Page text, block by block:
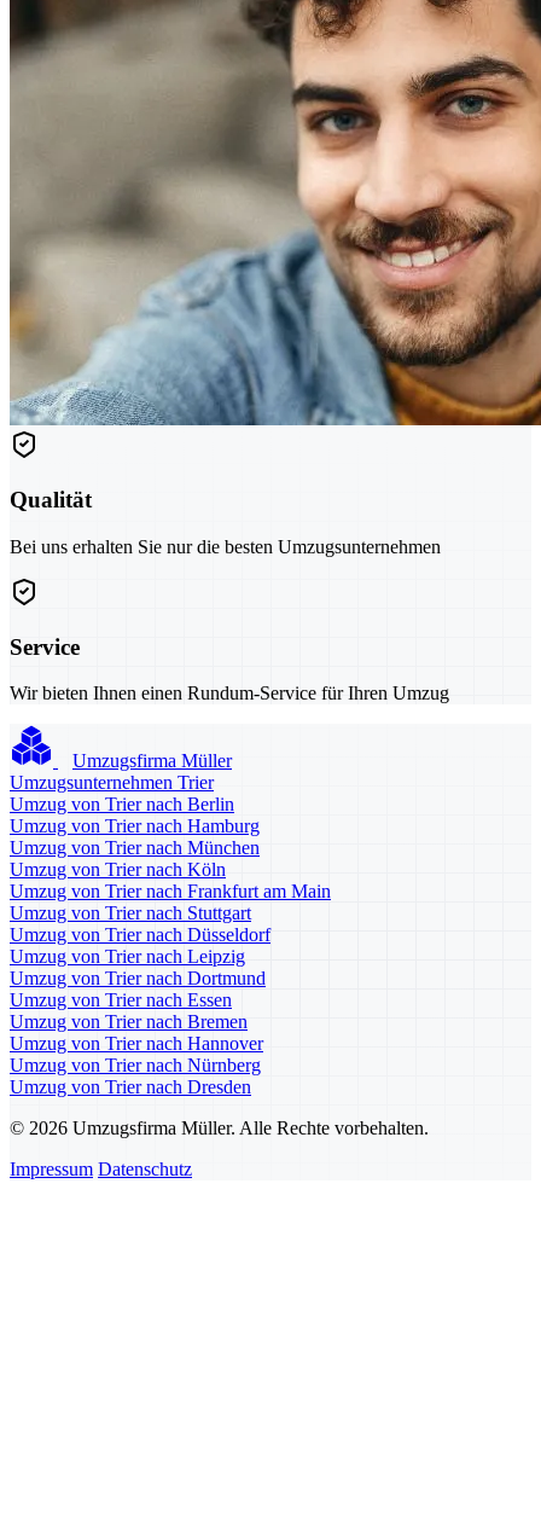
Qualität
Bei uns erhalten Sie nur die besten Umzugsunternehmen
Service
Wir bieten Ihnen einen Rundum-Service für Ihren Umzug
Umzugsfirma Müller
Umzugsunternehmen Trier
Umzug von Trier nach Berlin
Umzug von Trier nach Hamburg
Umzug von Trier nach München
Umzug von Trier nach Köln
Umzug von Trier nach Frankfurt am Main
Umzug von Trier nach Stuttgart
Umzug von Trier nach Düsseldorf
Umzug von Trier nach Leipzig
Umzug von Trier nach Dortmund
Umzug von Trier nach Essen
Umzug von Trier nach Bremen
Umzug von Trier nach Hannover
Umzug von Trier nach Nürnberg
Umzug von Trier nach Dresden
© 2026 Umzugsfirma Müller. Alle Rechte vorbehalten.
Impressum Datenschutz